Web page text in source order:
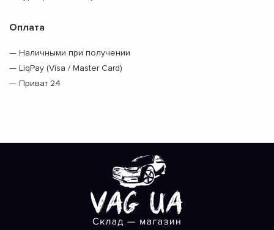
Оплата
— Наличными при получении
— LiqPay (Visa / Master Card)
— Приват 24